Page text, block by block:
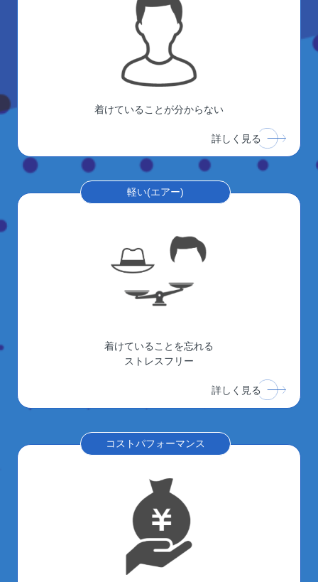
着けていることが分からない
詳しく見る
軽い(エアー)
着けていることを忘れる
ストレスフリー
詳しく見る
コストパフォーマンス